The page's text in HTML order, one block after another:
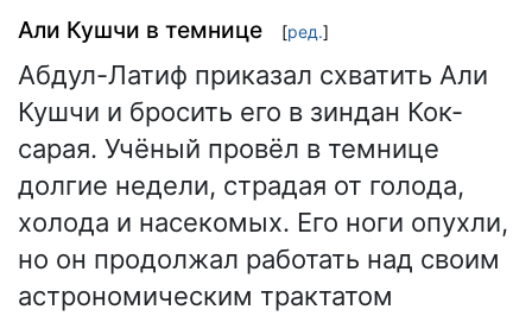
Али Кушчи в темнице [ред.]
Абдул-Латиф приказал схватить Али
Кушчи и бросить его в зиндан Кок-
сарая. Учёный провёл в темнице
долгие недели, страдая от голода,
холода и насекомых. Его ноги опухли,
но он продолжал работать над своим
астрономическим трактатом